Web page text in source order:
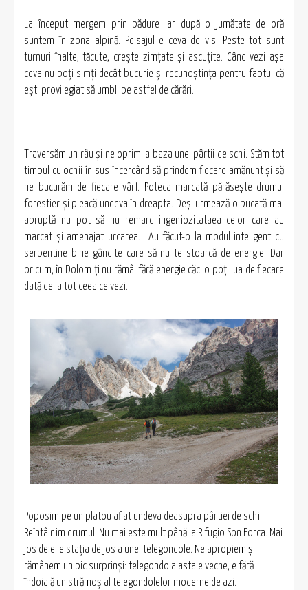
La început mergem prin pădure iar după o jumătate de oră
suntem în zona alpină. Peisajul e ceva de vis. Peste tot sunt
turnuri înalte, tăcute, creşte zimţate şi ascuţite. Când vezi aşa
ceva nu poţi simţi decât bucurie şi recunoştinţa pentru faptul că
eşti provilegiat să umbli pe astfel de cărări.
Traversăm un râu şi ne oprim la baza unei pârtii de schi. Stăm tot
timpul cu ochii în sus încercând să prindem fiecare amănunt şi să
ne bucurăm de fiecare vârf. Poteca marcată părăseşte drumul
forestier şi pleacă undeva în dreapta. Deşi urmează o bucată mai
abruptă nu pot să nu remarc ingeniozitataea celor care au
marcat şi amenajat urcarea. Au făcut-o la modul inteligent cu
serpentine bine gândite care să nu te stoarcă de energie. Dar
oricum, în Dolomiţi nu rămâi fără energie căci o poţi lua de fiecare
dată de la tot ceea ce vezi.
Poposim pe un platou aflat undeva deasupra pârtiei de schi.
Reîntâlnim drumul. Nu mai este mult până la Rifugio Son Forca. Mai
jos de el e staţia de jos a unei telegondole. Ne apropiem şi
rămânem un pic surprinşi: telegondola asta e veche, e fără
îndoială un strămoş al telegondolelor moderne de azi.